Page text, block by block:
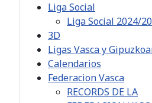
Liga Social
Liga Social 2024/
3D
Ligas Vasca y
Calendarios
Federacion Vasca
RECORDS DE LA